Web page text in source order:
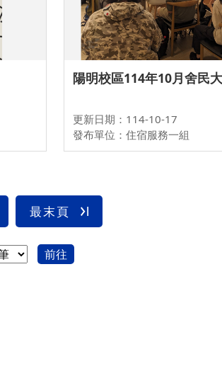
陽明校區114年10月舍民
更新日期：114-10-17
發布單位：住宿服務一組
最末頁
前往